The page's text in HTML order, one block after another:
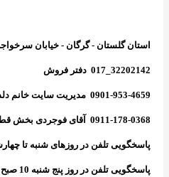
استان گلستان - گرگان - خیابان سرخواجه - مجتمع آفتاب 2 - طبقه سوم -
32202142_017 دفتر فروش
0901-953-4659 مدیریت سایت خانم دلدار
0911-178-0368 آقای فوجردی بخش قطعات سایت
پاسخگویی تلفن در روزهای شنبه تا چهارشنبه 10 صبح
پاسخگویی تلفن در روز پنج شنبه 10 صبح الی 15 عصر